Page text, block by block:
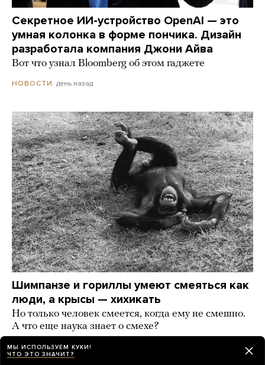
Секретное ИИ-устройство OpenAI — это
умная колонка в форме пончика. Дизайн
разработала компания Джони Айва
Вот что узнал Bloomberg об этом гаджете
НОВОСТИ день назад
Шимпанзе и гориллы умеют смеяться как
люди, а крысы — хихикать
Но только человек смеется, когда ему не смешно.
А что еще наука знает о смехе?
РАЗБОР день назад
МЫ ИСПОЛЬЗУЕМ КУКИ!
ЧТО ЭТО ЗНАЧИТ?